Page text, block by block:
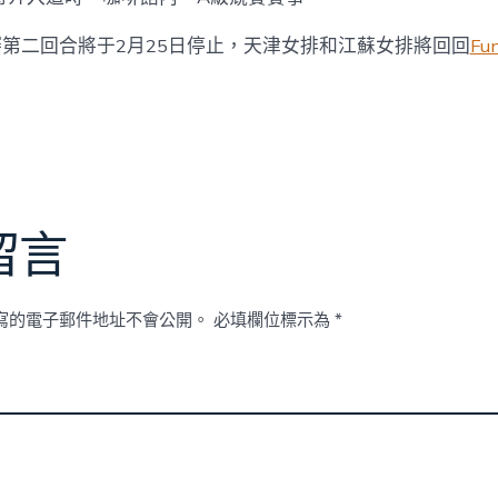
二回合將于2月25日停止，天津女排和江蘇女排將回回
言
的電子郵件地址不會公開。 必填欄位標示為 *